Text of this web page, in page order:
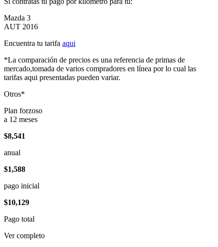
Mazda 3
AUT 2016
Encuentra tu tarifa aqui
*La comparación de precios es una referencia de primas de
mercado,tomada de varios compradores en línea por lo cual las
tarifas aqui presentadas pueden variar.
Otros*
Plan forzoso
a 12 meses
$8,541
anual
$1,588
pago inicial
$10,129
Pago total
Ver completo